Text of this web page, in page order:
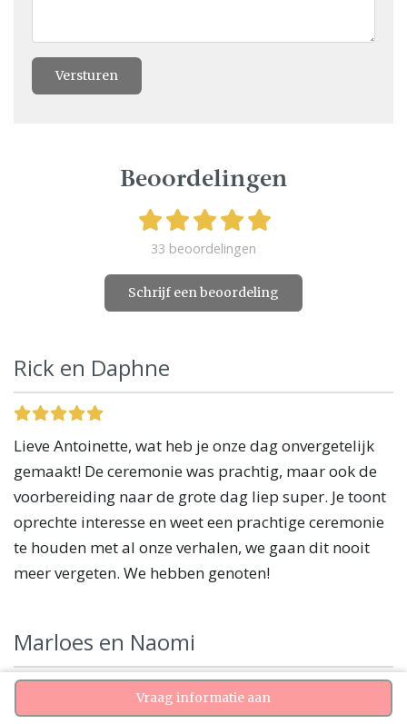
Vraag informatie aan
Versturen
Beoordelingen
33 beoordelingen
Schrijf een beoordeling
Rick en Daphne
Lieve Antoinette, wat heb je onze dag onvergetelijk
gemaakt! De ceremonie was prachtig, maar ook de
voorbereiding naar de grote dag liep super. Je toont
oprechte interesse en weet een prachtige ceremonie
te houden met al onze verhalen, we gaan dit nooit
meer vergeten. We hebben genoten!
Marloes en Naomi